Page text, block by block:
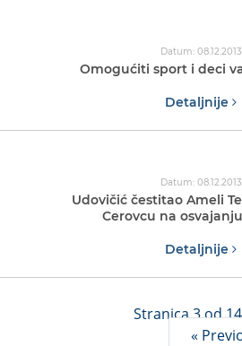
Datum: 08.12.2013
Omogućiti sport i deci
Detaljnije
Datum: 08.12.2013
Udovičić čestitao Ameli
Cerovcu na
Detaljnije
Stranica 3 od 14
«